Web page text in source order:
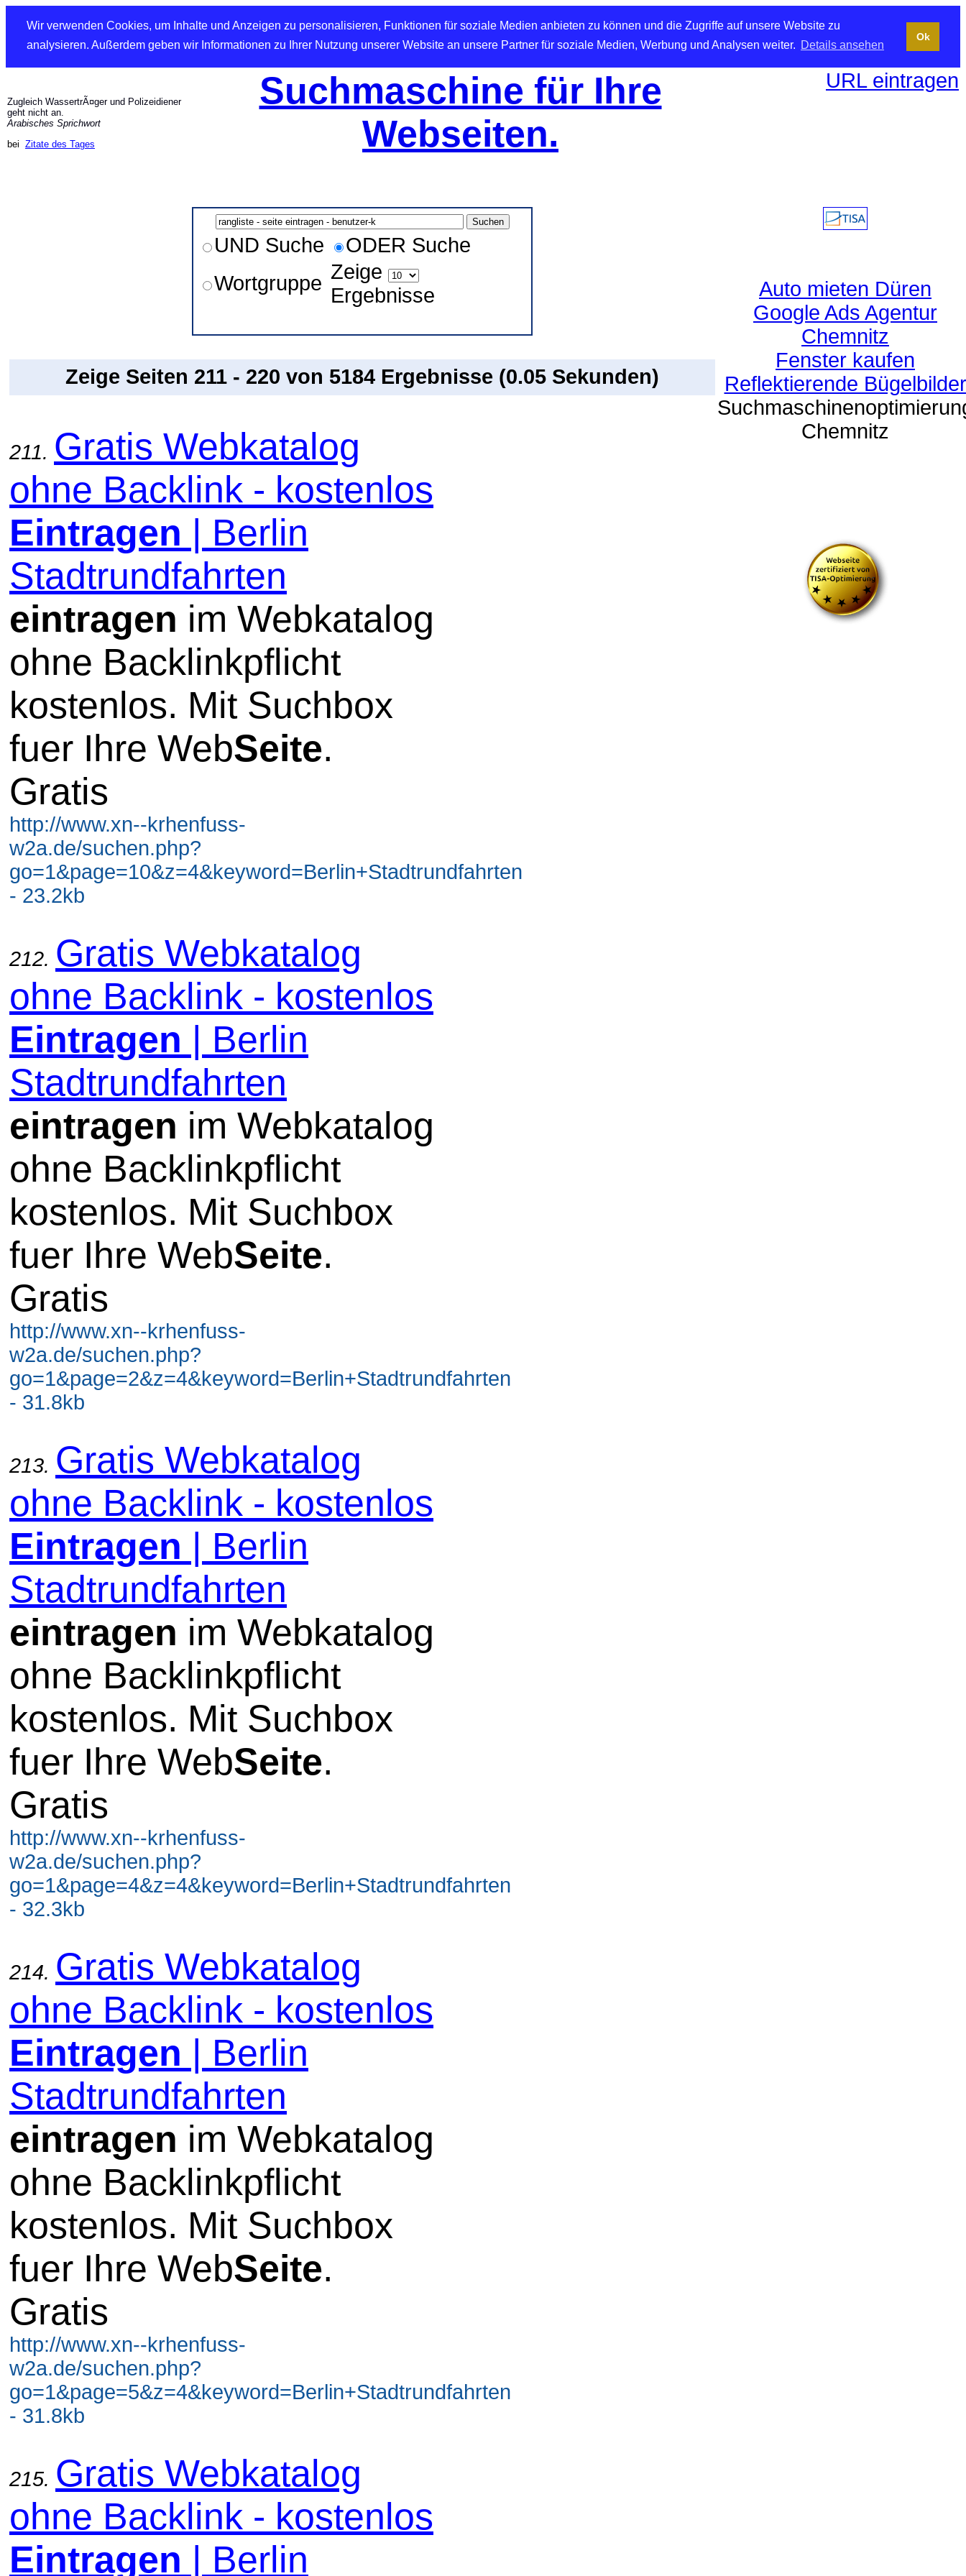
Wir verwenden Cookies, um Inhalte und Anzeigen zu personalisieren, Funktionen für soziale Medien anbieten zu können und die Zugriffe auf unsere Website zu
analysieren. Außerdem geben wir Informationen zu Ihrer Nutzung unserer Website an unsere Partner für soziale Medien, Werbung und Analysen weiter. Details ansehen
Ok
Zugleich WassertrÃ¤ger und Polizeidiener
geht nicht an.
Arabisches Sprichwort
bei Zitate des Tages
Suchmaschine für Ihre
Webseiten.
URL eintragen
UND Suche
ODER Suche
Wortgruppe Zeige
Ergebnisse
Zeige Seiten 211 - 220 von 5184 Ergebnisse (0.05 Sekunden)
211. Gratis Webkatalog
ohne Backlink - kostenlos
Eintragen | Berlin
Stadtrundfahrten
eintragen im Webkatalog
ohne Backlinkpflicht
kostenlos. Mit Suchbox
fuer Ihre WebSeite.
Gratis
http://www.xn--krhenfuss-
w2a.de/suchen.php?
go=1&page=10&z=4&keyword=Berlin+Stadtrundfahrten
- 23.2kb
212. Gratis Webkatalog
ohne Backlink - kostenlos
Eintragen | Berlin
Stadtrundfahrten
eintragen im Webkatalog
ohne Backlinkpflicht
kostenlos. Mit Suchbox
fuer Ihre WebSeite.
Gratis
http://www.xn--krhenfuss-
w2a.de/suchen.php?
go=1&page=2&z=4&keyword=Berlin+Stadtrundfahrten
- 31.8kb
213. Gratis Webkatalog
ohne Backlink - kostenlos
Eintragen | Berlin
Stadtrundfahrten
eintragen im Webkatalog
ohne Backlinkpflicht
kostenlos. Mit Suchbox
fuer Ihre WebSeite.
Gratis
http://www.xn--krhenfuss-
w2a.de/suchen.php?
go=1&page=4&z=4&keyword=Berlin+Stadtrundfahrten
- 32.3kb
214. Gratis Webkatalog
ohne Backlink - kostenlos
Eintragen | Berlin
Stadtrundfahrten
eintragen im Webkatalog
ohne Backlinkpflicht
kostenlos. Mit Suchbox
fuer Ihre WebSeite.
Gratis
http://www.xn--krhenfuss-
w2a.de/suchen.php?
go=1&page=5&z=4&keyword=Berlin+Stadtrundfahrten
- 31.8kb
215. Gratis Webkatalog
ohne Backlink - kostenlos
Eintragen | Berlin
Auto mieten Düren
Google Ads Agentur
Chemnitz
Fenster kaufen
Reflektierende Bügelbilder
Chemnitz